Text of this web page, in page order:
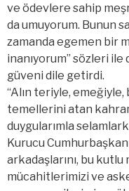
ve ödevlere sahip
da umuyorum. Bunun
zamanda egemen bir
inanıyorum” sözleri ile
güveni dile getirdi.
“Alın teriyle, emeğiyle,
temellerini atan
duygularımla
Kurucu
arkadaşlarını, bu
mücahitlerimizi ve